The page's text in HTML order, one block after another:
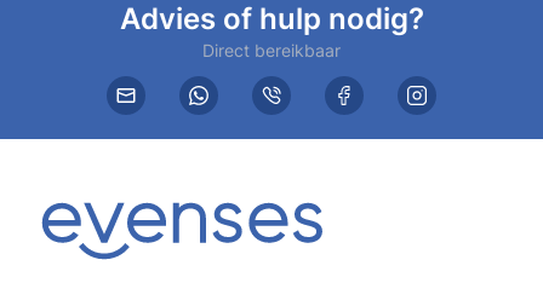
Advies of hulp nodig?
Direct bereikbaar